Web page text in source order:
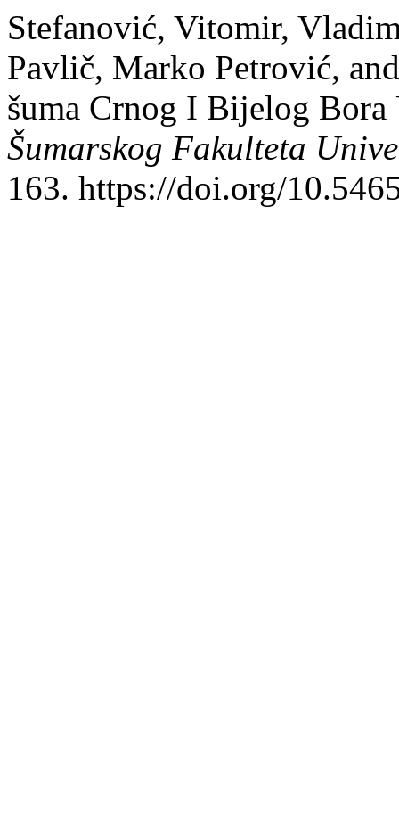
Stefanović, Vitomir,
Pavlič, Marko Petrović,
šuma Crnog I Bijelog
Šumarskog Fakulteta
163. https://doi.org/